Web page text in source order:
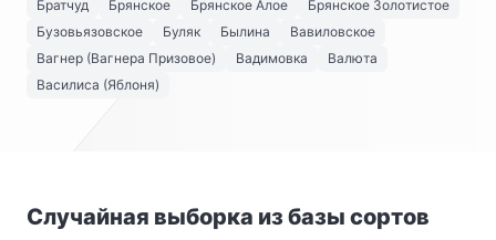
Братчуд
Брянское Брянское Алое
Брянское Золотистое
Бузовьязовское
Буляк Былина
Вавиловское
Вагнер (Вагнера Призовое)
Вадимовка
Валюта
Василиса (Яблоня)
Случайная выборка из базы сортов